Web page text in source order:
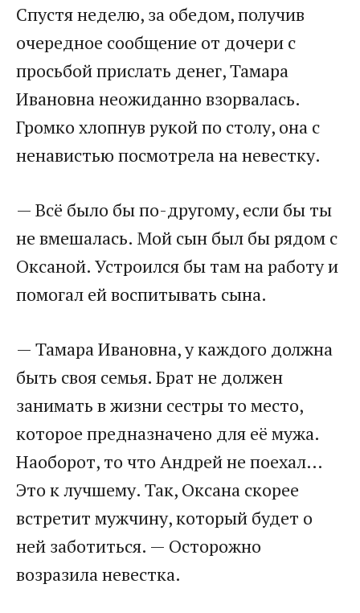
​Спустя неделю, за обедом, получив
очередное сообщение от дочери с
просьбой прислать денег, Тамара
Ивановна неожиданно взорвалась.
Громко хлопнув рукой по столу, она с
ненавистью посмотрела на невестку.​
​— Всё было бы по-другому, если бы ты
не вмешалась. Мой сын был бы рядом с
Оксаной. Устроился бы там на работу и
помогал ей воспитывать сына.​
​— Тамара Ивановна, у каждого должна
быть своя семья. Брат не должен
занимать в жизни сестры то место,
которое предназначено для её мужа.
Наоборот, то что Андрей не поехал…
Это к лучшему. Так, Оксана скорее
встретит мужчину, который будет о
ней заботиться. — Осторожно
возразила невестка.​